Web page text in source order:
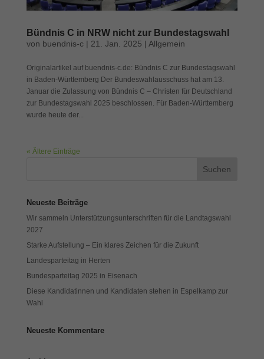
Bündnis C in NRW nicht zur Bundestagswahl
von buendnis-c| 21. Jan. 2025 | Allgemein
Originalartikel auf buendnis-c.de: Bündnis C zur Bundestagswahl
in Baden-Württemberg Der Bundeswahlausschuss hat am 13.
Januar die Zulassung von Bündnis C – Christen für Deutschland
zur Bundestagswahl 2025 beschlossen. Für Baden-Württemberg
wurde heute der...
« Ältere Einträge
Neueste Beiträge
Wir sammeln Unterstützungsunterschriften für die Landtagswahl
2027
Starke Aufstellung – Ein klares Zeichen für die Zukunft
Landesparteitag in Herten
Bundesparteitag 2025 in Eisenach
Diese Kandidatinnen und Kandidaten stehen in Espelkamp zur
Wahl
Neueste Kommentare